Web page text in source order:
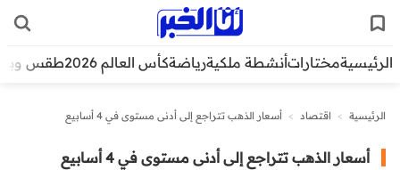
الرئيسيةمختاراتأنشطة ملكيةرياضةكأس العالم 2026 طقس
الرئيسية > اقتصاد > أسعار الذهب تتراجع إلى أدنى مستوى في 4 أسابيع
أسعار الذهب تتراجع إلى أدنى مستوى في 4 أسابيع